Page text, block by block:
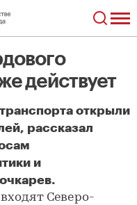
действует
открыли
рассказал
и
Северо-